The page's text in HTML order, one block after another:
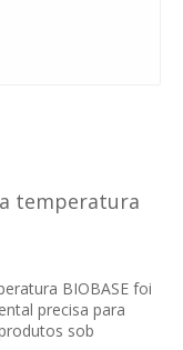
temperatura
BIOBASE foi
precisa para
sob